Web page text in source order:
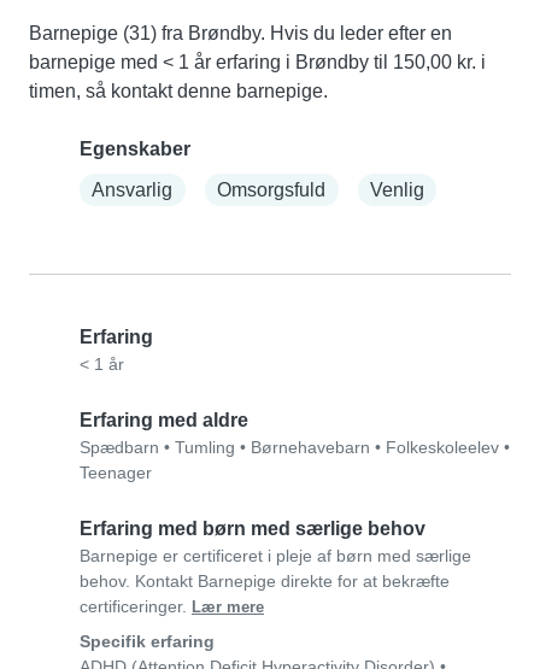
Barnepige (31) fra Brøndby. Hvis du leder efter en
barnepige med < 1 år erfaring i Brøndby til 150,00 kr. i
timen, så kontakt denne barnepige.
Egenskaber
Ansvarlig
Omsorgsfuld Venlig
Erfaring
< 1 år
Erfaring med aldre
Spædbarn • Tumling • Børnehavebarn • Folkeskoleelev •
Teenager
Erfaring med børn med særlige behov
Barnepige er certificeret i pleje af børn med særlige
behov. Kontakt Barnepige direkte for at bekræfte
certificeringer. Lær mere
Specifik erfaring